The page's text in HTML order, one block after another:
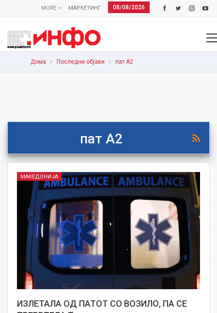
08/08/2026
МАРКЕТИНГ
MORE
Дома Последни објави пат А2
пат А2
МАКЕДОНИЈА
ИЗЛЕТАЛА ОД ПАТОТ СО ВОЗИЛО, ПА СЕ